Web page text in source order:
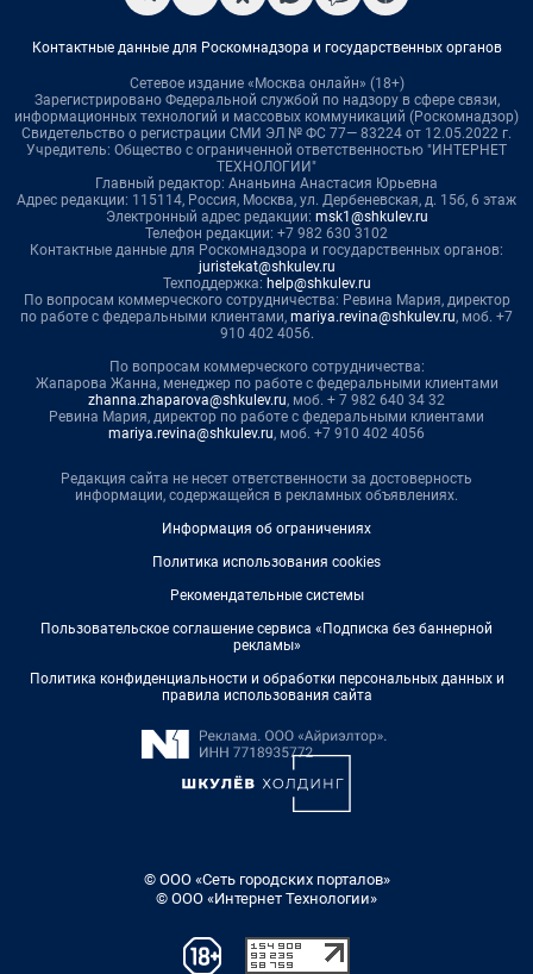
Контактные данные для Роскомнадзора и государственных органов
Сетевое издание «Москва онлайн» (18+)
Зарегистрировано Федеральной службой по надзору в сфере связи,
информационных технологий и массовых коммуникаций (Роскомнадзор)
Свидетельство о регистрации СМИ ЭЛ № ФС 77— 83224 от 12.05.2022 г.
Учредитель: Общество с ограниченной ответственностью "ИНТЕРНЕТ
ТЕХНОЛОГИИ"
Главный редактор: Ананьина Анастасия Юрьевна
Адрес редакции: 115114, Россия, Москва, ул. Дербеневская, д. 15б, 6 этаж
Электронный адрес редакции: msk1@shkulev.ru
Телефон редакции: +7 982 630 3102
Контактные данные для Роскомнадзора и государственных органов:
juristekat@shkulev.ru
Техподдержка: help@shkulev.ru
По вопросам коммерческого сотрудничества: Ревина Мария, директор
по работе с федеральными клиентами, mariya.revina@shkulev.ru, моб. +7
910 402 4056.
По вопросам коммерческого сотрудничества:
Жапарова Жанна, менеджер по работе с федеральными клиентами
zhanna.zhaparova@shkulev.ru, моб. + 7 982 640 34 32
Ревина Мария, директор по работе с федеральными клиентами
mariya.revina@shkulev.ru, моб. +7 910 402 4056
Редакция сайта не несет ответственности за достоверность
информации, содержащейся в рекламных объявлениях.
Информация об ограничениях
Политика использования cookies
Рекомендательные системы
Пользовательское соглашение сервиса «Подписка без баннерной
рекламы»
Политика конфиденциальности и обработки персональных данных и
правила использования сайта
© ООО «Сеть городских порталов»
© ООО «Интернет Технологии»